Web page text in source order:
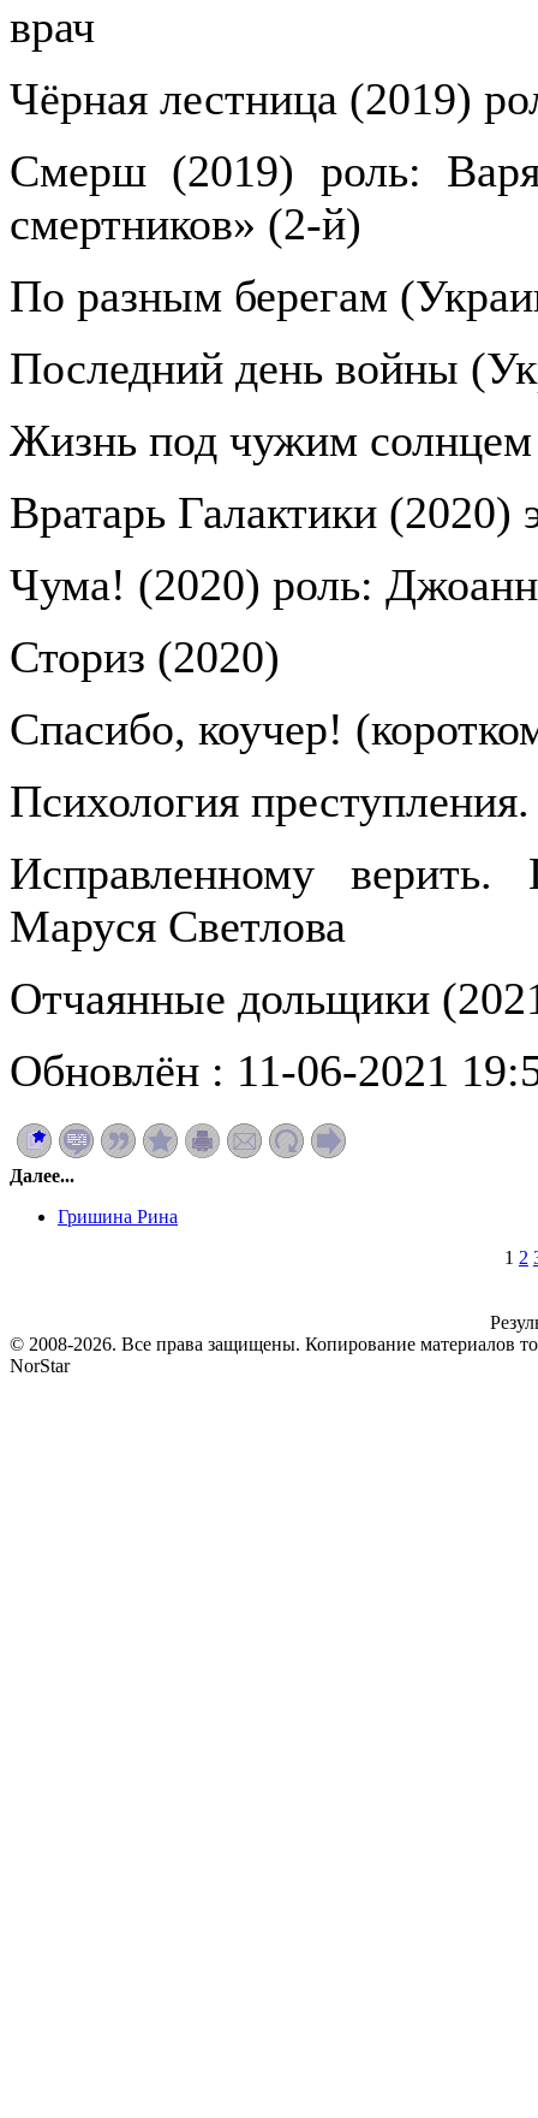
врач
Чёрная лестница (2019)
Смерш (2019) роль:
смертников» (2-й)
По разным берегам
Последний день войны
Жизнь под чужим
Вратарь Галактики (2020)
Чума! (2020) роль:
Сториз (2020)
Спасибо, коучер!
Психология
Исправленному
Маруся Светлова
Отчаянные дольщики
Обновлён : 11-06-2021
Далее...
Гришина Рина
1 2
© 2008-2026. Все права защищены. Копирование материалов
NorStar